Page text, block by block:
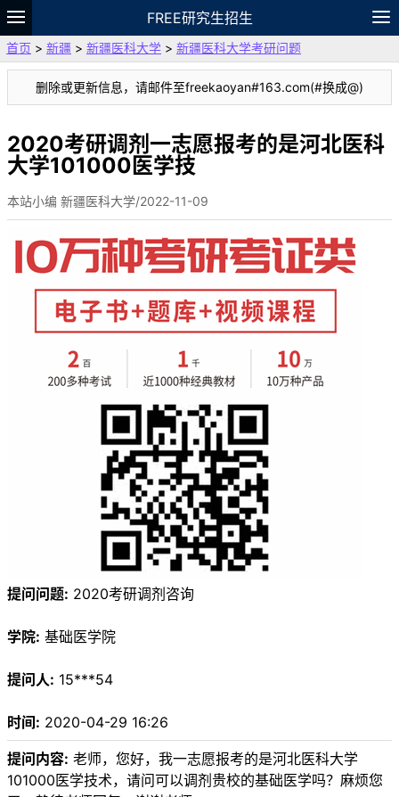
FREE研究生招生
题库
故事 专题 APP 笔记
论坛
VIP
资料
首页 > 新疆 > 新疆医科大学 > 新疆医科大学考研问题
删除或更新信息，请邮件至freekaoyan#163.com(#换成@)
2020考研调剂一志愿报考的是河北医科
大学101000医学技
本站小编 新疆医科大学/2022-11-09
提问问题: 2020考研调剂咨询
学院: 基础医学院
提问人: 15***54
时间: 2020-04-29 16:26
提问内容: 老师，您好，我一志愿报考的是河北医科大学
101000医学技术，请问可以调剂贵校的基础医学吗？麻烦您